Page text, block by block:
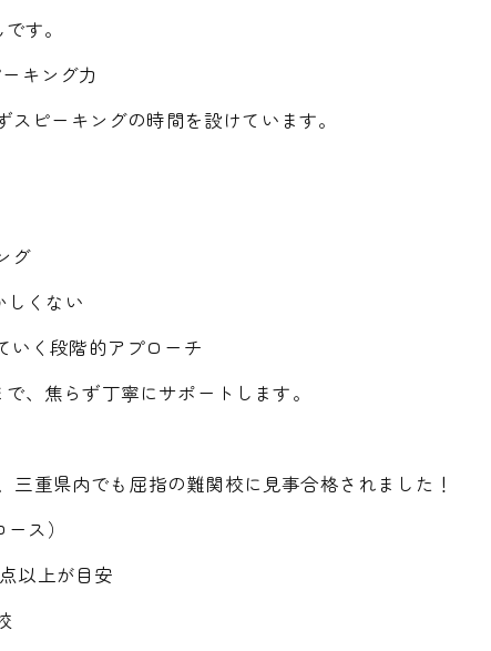
す。
キング力
ピーキングの時間を設けています。
グ
しくない
いく段階的アプローチ
、焦らず丁寧にサポートします。
三重県内でも屈指の難関校に見事合格されました！
ス）
以上が目安